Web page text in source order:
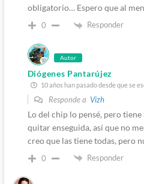
obligatorio… Espero que al
0 Responder
Autor
Diógenes Pantarújez
10 años han pasado desde que se
Responde a Vizh
Lo del chip lo pensé, pero
quitar enseguida, así que no
creo que las tiene todas, pero
0 Responder